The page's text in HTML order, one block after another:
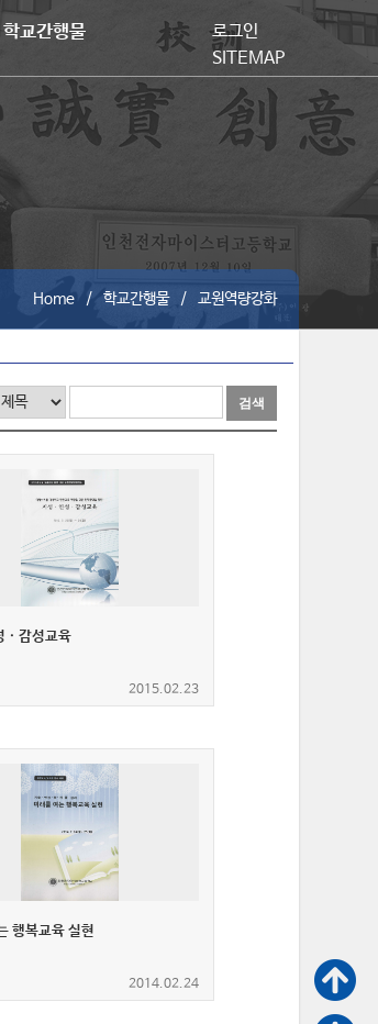
학교간행물
로그인
SITEMAP
Home 학교간행물 교원역량강화
색
력
· 감성교육
2015.02.23
행복교육 실현
2014.02.24